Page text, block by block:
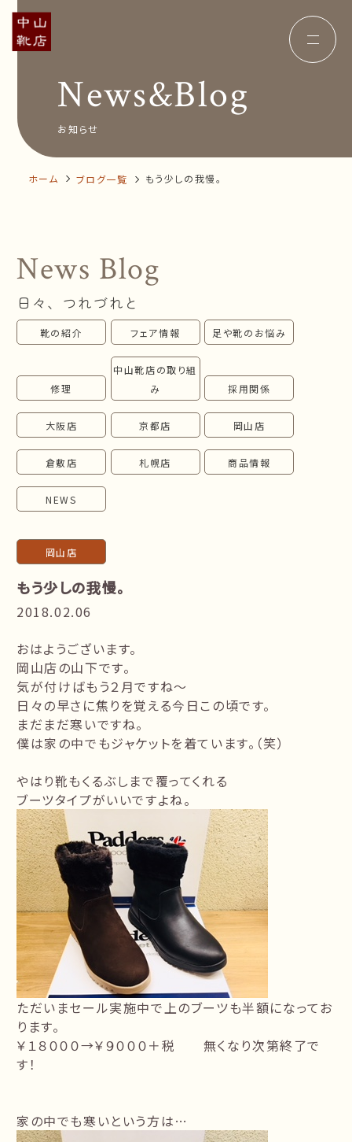
Concept コンセプト
Insole オーダー中敷き
News&Blog
Company 会社概要
オンラインショップ
お問い合わせ
News&Blog
お知らせ
ホーム ブログ一覧 もう少しの我慢。
News Blog
日々、つれづれと
靴の紹介 フェア情報 足や靴のお悩み
修理
中山靴店の取り組
み
採用関係
大阪店 京都店 岡山店
倉敷店 札幌店 商品情報
NEWS
岡山店
もう少しの我慢。
2018.02.06
おはようございます。
岡山店の山下です。
気が付けばもう２月ですね～
日々の早さに焦りを覚える今日この頃です。
まだまだ寒いですね。
僕は家の中でもジャケットを着ています。（笑）
やはり靴もくるぶしまで覆ってくれる
ブーツタイプがいいですよね。
ただいまセール実施中で上のブーツも半額になってお
ります。
￥１８０００→￥９０００＋税 無くなり次第終了で
す！
家の中でも寒いという方は…